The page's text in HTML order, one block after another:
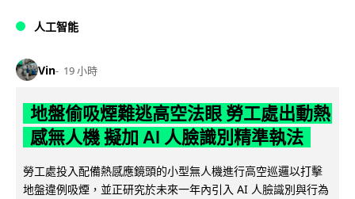
人工智能
Vin 19 小時
地盤偷吸煙難逃高空法眼 勞工處出動熱
感無人機 擬加 AI 人臉識別精準執法
勞工處投入配備熱感應鏡頭的小型無人機進行高空巡邏以打擊
地盤違例吸煙，並正研究於未來一年內引入 AI 人臉識別與行為